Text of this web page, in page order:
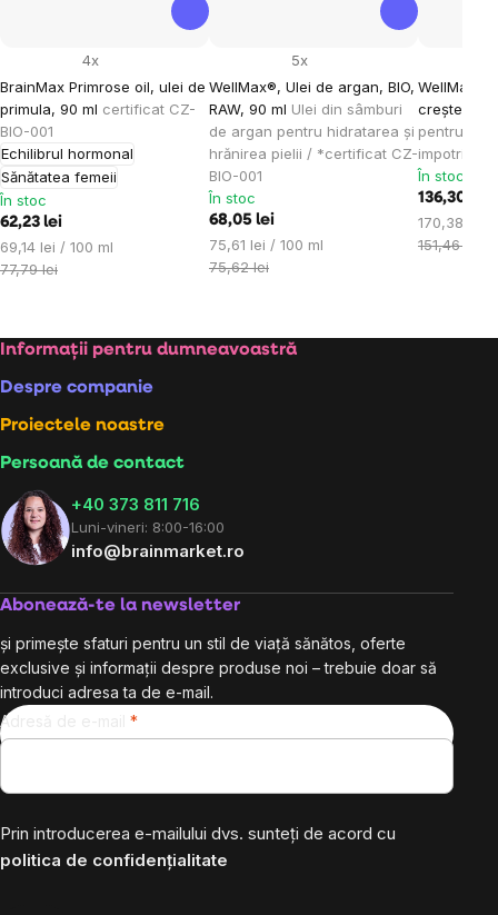
BrainMax Primrose oil, ulei de
primula, 90 ml certificat CZ-
BIO-001
Echilibrul hormonal
Sănătatea femeii
4x
În stoc
62,23 lei
Evaluare
preţ:
69,14 lei / 100 ml
77,79 lei
WellMax®, Ulei de argan, BIO,
RAW, 90 ml Ulei din sâmburi
de argan pentru hidratarea și
hrănirea pielii / *certificat CZ-
BIO-001
5x
În stoc
68,05 lei
Evaluare
preţ:
75,61 lei / 100 ml
75,62 lei
WellMax®
creșterea
pentru
impotriva
În stoc
136,30 lei
Evaluare
preţ:
170,38 lei /
151,46 lei
Subsol
Informații pentru dumneavoastră
Despre companie
Proiectele noastre
Persoană de contact
+40 373 811 716
Luni-vineri: 8:00-16:00
info@brainmarket.ro
Abonează-te la newsletter
și primește sfaturi pentru un stil de viață sănătos, oferte
exclusive și informații despre produse noi – trebuie doar să
introduci adresa ta de e-mail.
Adresă de e-mail
Prin introducerea e-mailului dvs. sunteți de acord cu
politica de confidențialitate